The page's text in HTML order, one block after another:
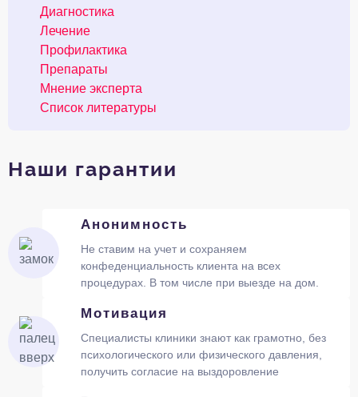
Диагностика
Лечение
Профилактика
Препараты
Мнение эксперта
Список литературы
Наши гарантии
Анонимность
Не ставим на учет и сохраняем
конфеденциальность клиента на всех
процедурах. В том числе при выезде на дом.
Мотивация
Специалисты клиники знают как грамотно, без
психологического или физического давления,
получить согласие на выздоровление